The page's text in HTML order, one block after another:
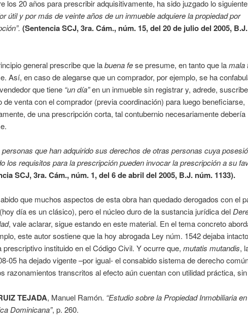
los 20 años para prescribir adquisitivamente, ha sido juzgado lo
útil y por más de veinte años de un inmueble adquiere la propiedad por
(Sentencia SCJ, 3ra. Cám., núm. 15, del 20 de julio del 2005,
general prescribe que labuena fese presume, en tanto que lamala
Así, en caso de alegarse que un comprador, por ejemplo, se ha
que tiene “un día”en un inmueble sin registrar y, adrede,
de venta con el comprador (previa coordinación) para luego beneficiarse,
de una prescripción corta, tal contubernio necesariamente debería
personas que han adquirido sus derechos de otras personas cuya
los requisitos para la prescripción pueden invocar la prescripción a su
SCJ, 3ra. Cám., núm. 1, del 6 de abril del 2005, B.J. núm. 1133).
que muchos aspectos de esta obra han quedado derogados con el
día es un clásico), pero el núcleo duro de la sustancia jurídica del
, vale aclarar, sigue estando en este material. En el tema concreto
este autor sostiene que la hoy abrogada Ley núm. 1542 dejaba
prescriptivo instituido en el Código Civil. Y ocurre que, mutatis mutandis,
05 ha dejado vigente –por igual- el consabido sistema de derecho
razonamientos transcritos al efecto aún cuentan con utilidad práctica,
TEJADA, Manuel Ramón. “Estudio sobre la Propiedad Inmobiliaria
Dominicana”, p. 260.